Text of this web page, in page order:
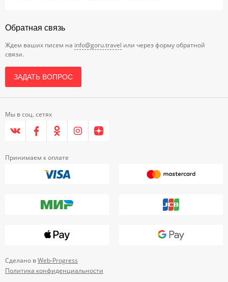
Обратная связь
Ждем ваших писем на info@goru.travel или через форму обратной
связи.
ЗАДАТЬ ВОПРОС
Мы в соц. сетях
Принимаем к оплате
Сделано вWeb-Progress
Политика конфиденциальности